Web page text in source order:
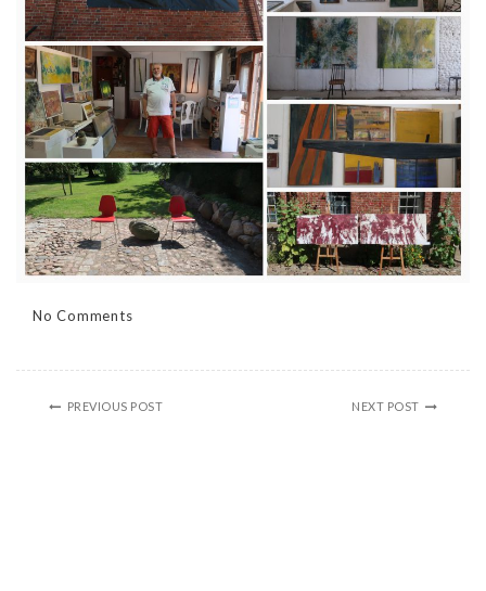
No Comments
PREVIOUS POST NEXT POST